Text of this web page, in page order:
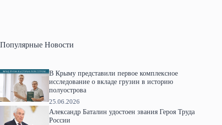
Популярные Новости
В Крыму представили первое комплексное
исследование о вкладе грузин в историю
полуострова
25.06.2026
Александр Баталин удостоен звания Героя Труда
России